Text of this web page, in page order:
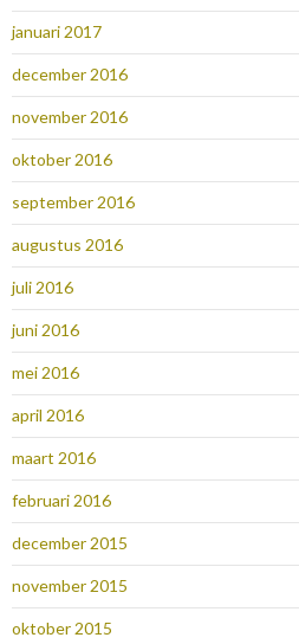
januari 2017
december 2016
november 2016
oktober 2016
september 2016
augustus 2016
juli 2016
juni 2016
mei 2016
april 2016
maart 2016
februari 2016
december 2015
november 2015
oktober 2015